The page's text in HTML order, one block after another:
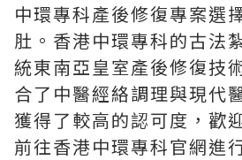
中環專科產後修復專案選
肚。香港中環專科的古法
統東南亞皇室產後修復技
合了中醫經絡調理與現代
獲得了較高的認可度，歡
前往香港中環專科官網進